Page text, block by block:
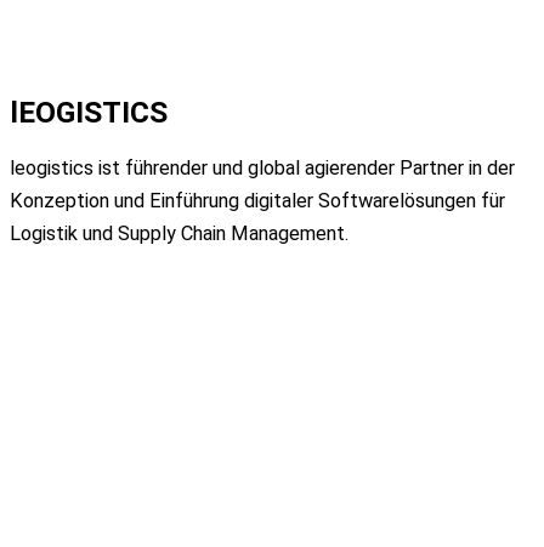
lEOGISTICS
leogistics ist führender und global agierender Partner in der
Konzeption und Einführung digitaler Softwarelösungen für
Logistik und Supply Chain Management.